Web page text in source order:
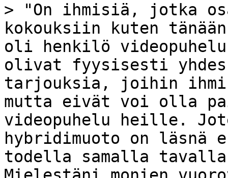
> "On ihmisiä, jotka
kokouksiin kuten
oli henkilö
olivat fyysisesti
tarjouksia, joihin
mutta eivät voi olla
videopuhelu heille.
hybridimuoto on
todella samalla